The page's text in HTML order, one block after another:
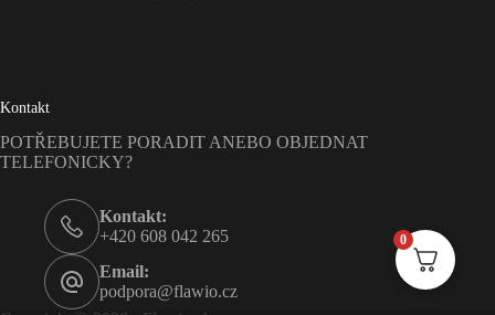
Kontakt
POTŘEBUJETE PORADIT ANEBO OBJEDNAT
TELEFONICKY?
Kontakt:
+420 608 042 265
Email:
podpora@flawio.cz
0